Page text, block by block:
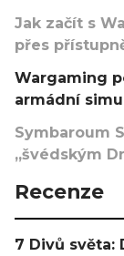
Jak začít s
přes
Wargaming
armádní
Symbaroum
„švédským
Recenze
7 Divů světa: